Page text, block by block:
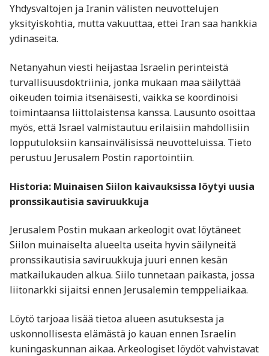
Yhdysvaltojen ja Iranin välisten neuvottelujen
yksityiskohtia, mutta vakuuttaa, ettei Iran saa hankkia
ydinaseita.
Netanyahun viesti heijastaa Israelin perinteistä
turvallisuusdoktriinia, jonka mukaan maa säilyttää
oikeuden toimia itsenäisesti, vaikka se koordinoisi
toimintaansa liittolaistensa kanssa. Lausunto osoittaa
myös, että Israel valmistautuu erilaisiin mahdollisiin
lopputuloksiin kansainvälisissä neuvotteluissa. Tieto
perustuu Jerusalem Postin raportointiin.
Historia: Muinaisen Siilon kaivauksissa löytyi uusia
pronssikautisia saviruukkuja
Jerusalem Postin mukaan arkeologit ovat löytäneet
Siilon muinaiselta alueelta useita hyvin säilyneitä
pronssikautisia saviruukkuja juuri ennen kesän
matkailukauden alkua. Siilo tunnetaan paikasta, jossa
liitonarkki sijaitsi ennen Jerusalemin temppeliaikaa.
Löytö tarjoaa lisää tietoa alueen asutuksesta ja
uskonnollisesta elämästä jo kauan ennen Israelin
kuningaskunnan aikaa. Arkeologiset löydöt vahvistavat